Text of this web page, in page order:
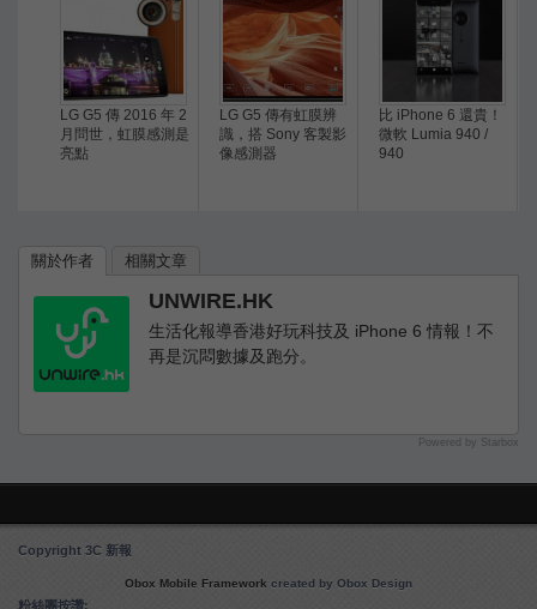
LG G5 傳 2016 年 2
月問世，虹膜感測是
亮點
LG G5 傳有虹膜辨
識，搭 Sony 客製影
像感測器
比 iPhone 6 還貴！
微軟 Lumia 940 /
940
關於作者 相關文章
UNWIRE.HK
生活化報導香港好玩科技及 iPhone 6 情報！不
再是沉悶數據及跑分。
Powered by Starbox
Copyright 3C 新報
Obox Mobile Framework created by Obox Design
粉絲團按讚: